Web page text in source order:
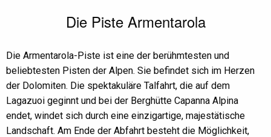
Die Piste Armentarola
Die Armentarola-Piste ist eine der berühmtesten und
beliebtesten Pisten der Alpen. Sie befindet sich im Herzen
der Dolomiten. Die spektakuläre Talfahrt, die auf dem
Lagazuoi geginnt und bei der Berghütte Capanna Alpina
endet, windet sich durch eine einzigartige, majestätische
Landschaft. Am Ende der Abfahrt besteht die Möglichkeit,